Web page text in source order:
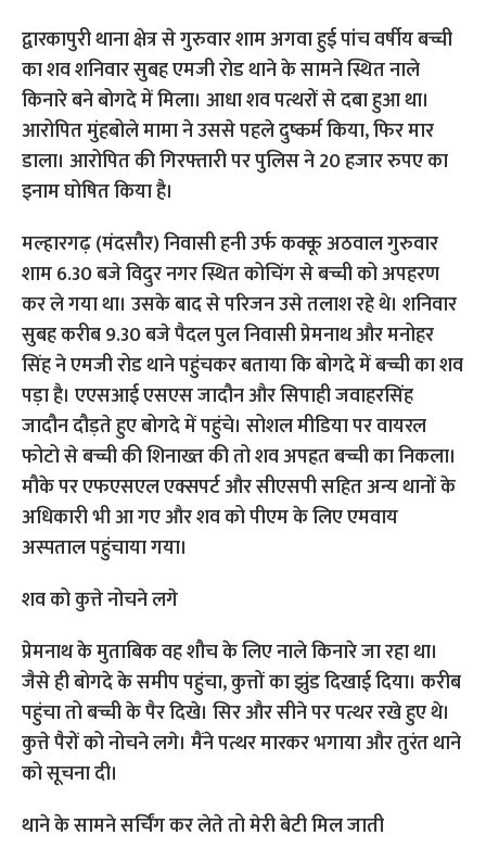
द्वारकापुरी थाना क्षेत्र से गुरुवार शाम अगवा हुई पांच वर्षीय बच्ची
का शव शनिवार सुबह एमजी रोड थाने के सामने स्थित नाले
किनारे बने बोगदे में मिला। आधा शव पत्थरों से दबा हुआ था।
आरोपित मुंहबोले मामा ने उससे पहले दुष्कर्म किया, फिर मार
डाला। आरोपित की गिरफ्तारी पर पुलिस ने 20 हजार रुपए का
इनाम घोषित किया है।
मल्हारगढ़ (मंदसौर) निवासी हनी उर्फ कक्कू अठवाल गुरुवार
शाम 6.30 बजे विदुर नगर स्थित कोचिंग से बच्ची को अपहरण
कर ले गया था। उसके बाद से परिजन उसे तलाश रहे थे। शनिवार
सुबह करीब 9.30 बजे पैदल पुल निवासी प्रेमनाथ और मनोहर
सिंह ने एमजी रोड थाने पहुंचकर बताया कि बोगदे में बच्ची का शव
पड़ा है। एएसआई एसएस जादौन और सिपाही जवाहरसिंह
जादौन दौड़ते हुए बोगदे में पहुंचे। सोशल मीडिया पर वायरल
फोटो से बच्ची की शिनाख्त की तो शव अपह्रत बच्ची का निकला।
मौके पर एफएसएल एक्सपर्ट और सीएसपी सहित अन्य थानों के
अधिकारी भी आ गए और शव को पीएम के लिए एमवाय
अस्पताल पहुंचाया गया।
शव को कुत्ते नोचने लगे
प्रेमनाथ के मुताबिक वह शौच के लिए नाले किनारे जा रहा था।
जैसे ही बोगदे के समीप पहुंचा, कुत्तों का झुंड दिखाई दिया। करीब
पहुंचा तो बच्ची के पैर दिखे। सिर और सीने पर पत्थर रखे हुए थे।
कुत्ते पैरों को नोचने लगे। मैंने पत्थर मारकर भगाया और तुरंत थाने
को सूचना दी।
थाने के सामने सर्चिंग कर लेते तो मेरी बेटी मिल जाती